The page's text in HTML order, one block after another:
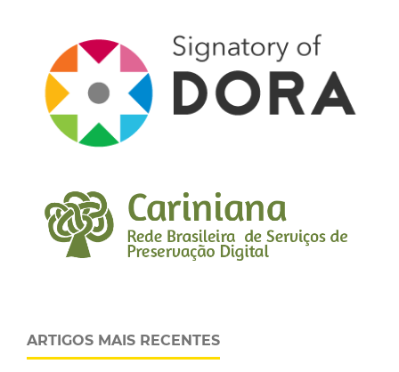
ARTIGOS MAIS RECENTES